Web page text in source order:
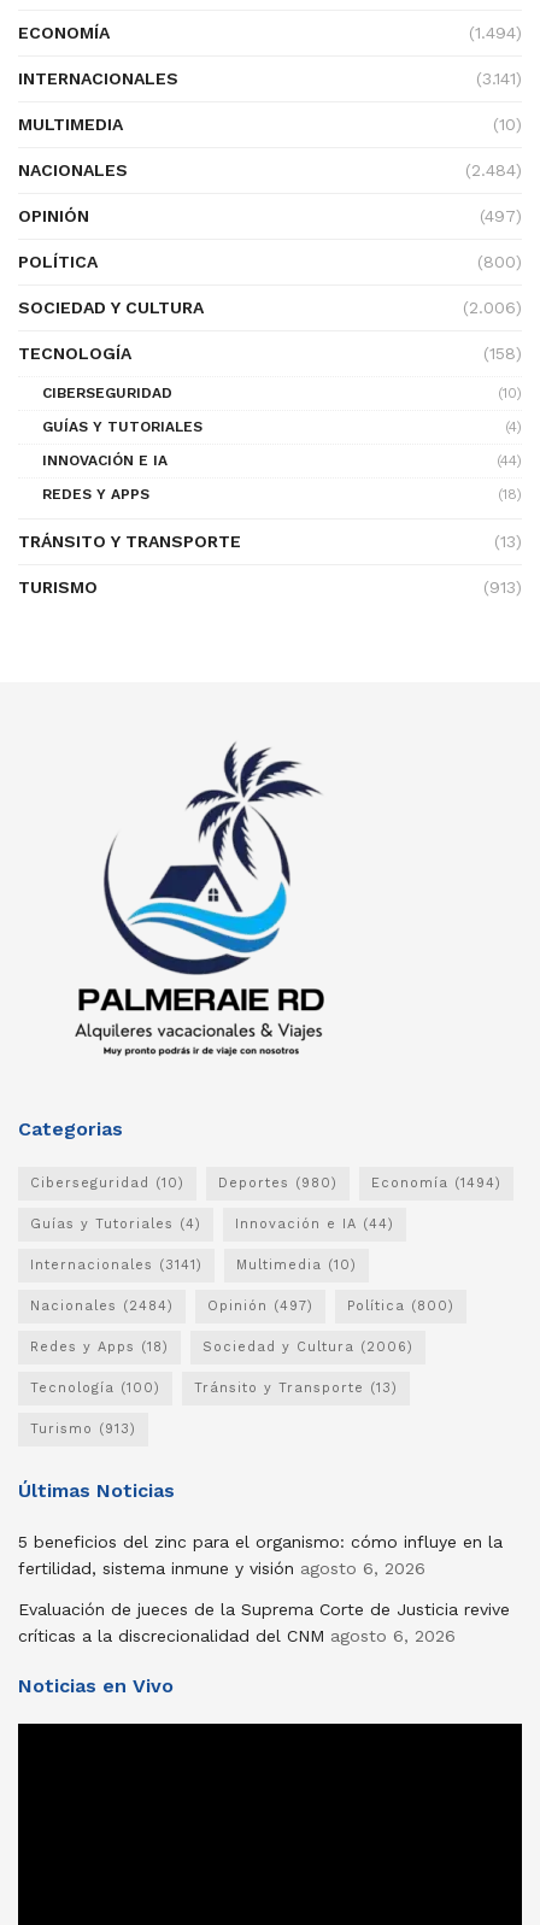
ECONOMÍA (1.494)
INTERNACIONALES (3.141)
MULTIMEDIA (10)
NACIONALES (2.484)
OPINIÓN (497)
POLÍTICA (800)
SOCIEDAD Y CULTURA (2.006)
TECNOLOGÍA (158)
CIBERSEGURIDAD
(10)
GUÍAS Y TUTORIALES
(4)
INNOVACIÓN E IA
(44)
REDES Y APPS
(18)
TRÁNSITO Y TRANSPORTE (13)
TURISMO (913)
Categorias
Ciberseguridad (10) Deportes (980) Economía (1494)
Guías y Tutoriales (4) Innovación e IA (44)
Internacionales (3141) Multimedia (10)
Nacionales (2484) Opinión (497) Política (800)
Redes y Apps (18) Sociedad y Cultura (2006)
Tecnología (100) Tránsito y Transporte (13)
Turismo (913)
Últimas Noticias
5 beneficios del zinc para el organismo: cómo influye en la
fertilidad, sistema inmune y visión agosto 6, 2026
Evaluación de jueces de la Suprema Corte de Justicia revive
críticas a la discrecionalidad del CNM agosto 6, 2026
Noticias en Vivo